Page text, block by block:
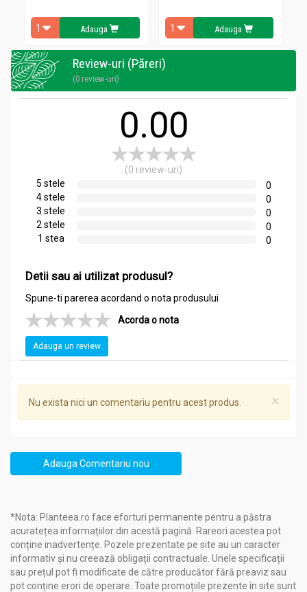
Adauga Adauga
Review-uri (Păreri)
(0 review-uri)
0.00
(0 review-uri)
5 stele
0
4 stele
0
3 stele
0
2 stele
0
1 stea
0
Detii sau ai utilizat produsul?
Spune-ti parerea acordand o nota produsului
Acorda o nota
Adauga un review
×
Nu exista nici un comentariu pentru acest produs.
Adauga Comentariu nou
*Nota: Planteea.ro face eforturi permanente pentru a păstra
acuratețea informațiilor din acestă pagină. Rareori acestea pot
conține inadvertențe. Pozele prezentate pe site au un caracter
informativ și nu creează obligații contractuale. Unele specificații
sau prețul pot fi modificate de către producător fără preaviz sau
pot conține erori de operare. Toate promoțiile prezente în site sunt